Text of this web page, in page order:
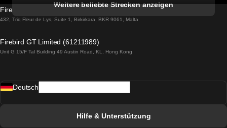
Züge von Lissabon nach Lagos
Züge von Lissabon nach Madrid
Weitere beliebte Strecken anzeigen
Firebird GT Limited (OC 1451)
432, Triq Fleur de Lys, Suite 1, Birkirkara, BKR 9061, Malta
Firebird GT Limited (61211989)
Unit G 15/F Tal Building 49 Austin Road, KL, Hong Kong
Deutsch
Hilfe & Unterstützung